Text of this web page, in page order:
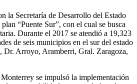
la Secretaría de Desarrollo del Estado
“Puente Sur”, con el cual se busca
Durante el 2017 se atendió a 19,323
de seis municipios en el sur del estado
Dr. Arroyo, Aramberri, Gral. Zaragoza,
se impulsó la implementación